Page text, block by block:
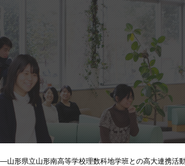
形県立山形南高等学校理数科地学班との高大連携活